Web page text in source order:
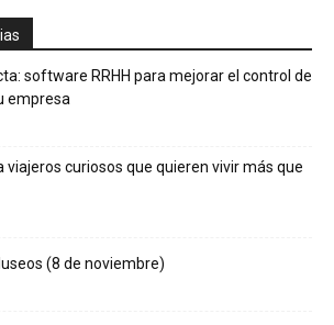
software RRHH para mejorar el control de
empresa
viajeros curiosos que quieren vivir más que
(8 de noviembre)